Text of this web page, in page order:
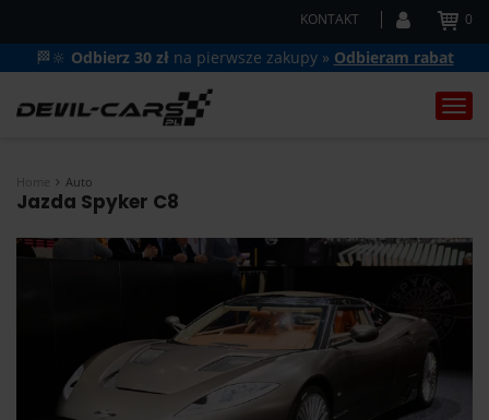
KONTAKT 0
🏁🔆 Odbierz 30 zł na pierwsze zakupy » Odbieram rabat
Home Auto
Jazda Spyker C8